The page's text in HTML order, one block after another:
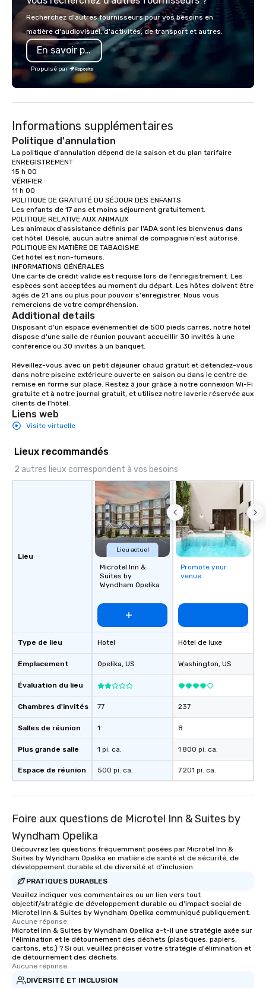
Recherchez d'autres fournisseurs pour vos besoins en
matière d'audiovisuel, d'activités, de transport et autres.
En savoir plus
Propulsé par
Informations supplémentaires
Politique d'annulation
La politique d'annulation dépend de la saison et du plan tarifaire
ENREGISTREMENT
15 h 00
VÉRIFIER
11 h 00
POLITIQUE DE GRATUITÉ DU SÉJOUR DES ENFANTS
Les enfants de 17 ans et moins séjournent gratuitement.
POLITIQUE RELATIVE AUX ANIMAUX
Les animaux d'assistance définis par l'ADA sont les bienvenus dans
cet hôtel. Désolé, aucun autre animal de compagnie n'est autorisé.
POLITIQUE EN MATIÈRE DE TABAGISME
Cet hôtel est non-fumeurs.
INFORMATIONS GÉNÉRALES
Une carte de crédit valide est requise lors de l'enregistrement. Les
espèces sont acceptées au moment du départ. Les hôtes doivent être
âgés de 21 ans ou plus pour pouvoir s'enregistrer. Nous vous
remercions de votre compréhension.
Additional details
Disposant d'un espace événementiel de 500 pieds carrés, notre hôtel
dispose d'une salle de réunion pouvant accueillir 30 invités à une
conférence ou 30 invités à un banquet.
Réveillez-vous avec un petit déjeuner chaud gratuit et détendez-vous
dans notre piscine extérieure ouverte en saison ou dans le centre de
remise en forme sur place. Restez à jour grâce à notre connexion Wi-Fi
gratuite et à notre journal gratuit, et utilisez notre laverie réservée aux
clients de l'hôtel.
Liens web
Visite virtuelle
Lieux recommandés
2 autres lieux correspondent à vos besoins
Lieu
Type de lieu
Emplacement
Évaluation du lieu
Chambres d'invités
Salles de réunion
Plus grande salle
Espace de réunion
Lieu actuel
Microtel Inn &
Suites by
Wyndham Opelika
Hotel
Opelika, US
77
1
1 pi. ca.
500 pi. ca.
Promote your
venue
Hôtel de luxe
Washington, US
237
8
1 800 pi. ca.
7 201 pi. ca.
Foire aux questions de Microtel Inn & Suites by
Wyndham Opelika
Découvrez les questions fréquemment posées par Microtel Inn &
Suites by Wyndham Opelika en matière de santé et de sécurité, de
développement durable et de diversité et d'inclusion.
PRATIQUES DURABLES
Veuillez indiquer vos commentaires ou un lien vers tout
objectif/stratégie de développement durable ou d'impact social de
Microtel Inn & Suites by Wyndham Opelika communiqué publiquement.
Aucune réponse.
Microtel Inn & Suites by Wyndham Opelika a-t-il une stratégie axée sur
l'élimination et le détournement des déchets (plastiques, papiers,
cartons, etc.) ? Si oui, veuillez préciser votre stratégie d'élimination et
de détournement des déchets.
Aucune réponse.
DIVERSITÉ ET INCLUSION